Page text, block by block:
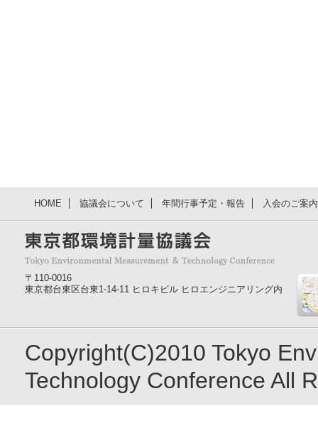
HOME 協議会について 年間行事予定・報告 入会のご案
〒110-0016
東京都台東区台東1-14-11 ヒロキビル ヒロエンジニアリング内
Copyright(C)2010 Tokyo
Technology Conference All